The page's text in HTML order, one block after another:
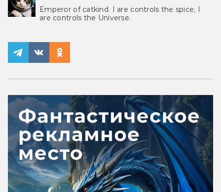
Emperor of catkind. I are controls the spice, I
are controls the Universe.